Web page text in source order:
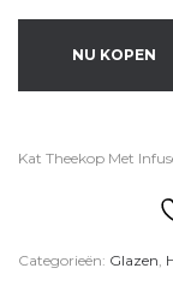
NU KOPEN
Kat Theekop Met
Categorieën: Glazen,